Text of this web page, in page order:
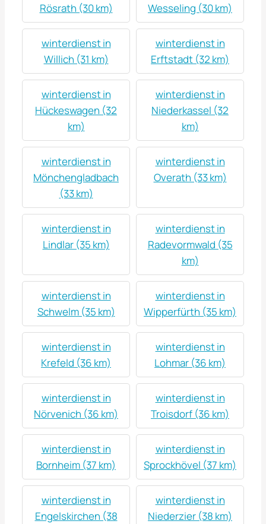
Rösrath (30 km)
Wesseling (30 km)
winterdienst in
Willich (31 km)
winterdienst in
Erftstadt (32 km)
winterdienst in
Hückeswagen (32
km)
winterdienst in
Niederkassel (32
km)
winterdienst in
Mönchengladbach
(33 km)
winterdienst in
Overath (33 km)
winterdienst in
Lindlar (35 km)
winterdienst in
Radevormwald (35
km)
winterdienst in
Schwelm (35 km)
winterdienst in
Wipperfürth (35 km)
winterdienst in
Krefeld (36 km)
winterdienst in
Lohmar (36 km)
winterdienst in
Nörvenich (36 km)
winterdienst in
Troisdorf (36 km)
winterdienst in
Bornheim (37 km)
winterdienst in
Sprockhövel (37 km)
winterdienst in
Engelskirchen (38
winterdienst in
Niederzier (38 km)